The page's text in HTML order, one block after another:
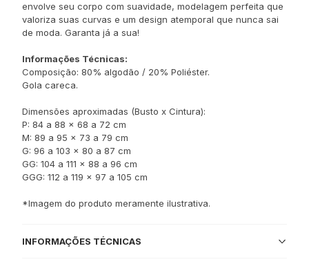
envolve seu corpo com suavidade, modelagem perfeita que
valoriza suas curvas e um design atemporal que nunca sai
de moda. Garanta já a sua!
Informações Técnicas:
Composição: 80% algodão / 20% Poliéster.
Gola careca.
Dimensões aproximadas (Busto x Cintura):
P: 84 a 88 x 68 a 72 cm
M: 89 a 95 x 73 a 79 cm
G: 96 a 103 x 80 a 87 cm
GG: 104 a 111 x 88 a 96 cm
GGG: 112 a 119 x 97 a 105 cm
*Imagem do produto meramente ilustrativa.
INFORMAÇÕES TÉCNICAS